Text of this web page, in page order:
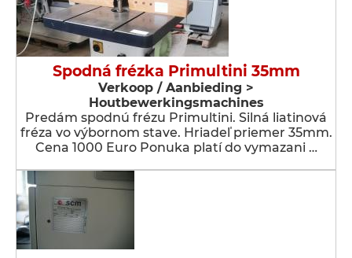
Spodná frézka Primultini 35mm
Verkoop / Aanbieding >
Houtbewerkingsmachines
Predám spodnú frézu Primultini. Silná liatinová
fréza vo výbornom stave. Hriadeľ priemer 35mm.
Cena 1000 Euro Ponuka platí do vymazani …